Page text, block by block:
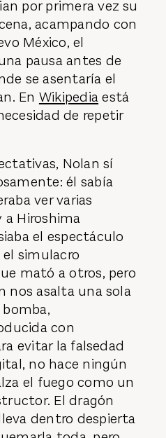
por primera vez su
acampando con
México, el
pausa antes de
se asentaría el
En Wikipediaestá
de repetir
Nolan sí
él sabía
ver varias
a Hiroshima
el espectáculo
simulacro
mató a otros, pero
nos asalta una sola
con
evitar la falsedad
no hace ningún
el fuego como un
El dragón
dentro despierta